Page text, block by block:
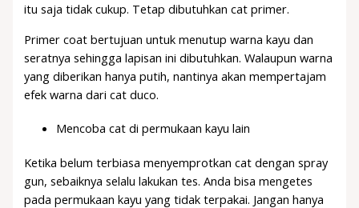
itu saja tidak cukup. Tetap dibutuhkan cat primer.
Primer coat bertujuan untuk menutup warna kayu dan
seratnya sehingga lapisan ini dibutuhkan. Walaupun warna
yang diberikan hanya putih, nantinya akan mempertajam
efek warna dari cat duco.
Mencoba cat di permukaan kayu lain
Ketika belum terbiasa menyemprotkan cat dengan spray
gun, sebaiknya selalu lakukan tes. Anda bisa mengetes
pada permukaan kayu yang tidak terpakai. Jangan hanya